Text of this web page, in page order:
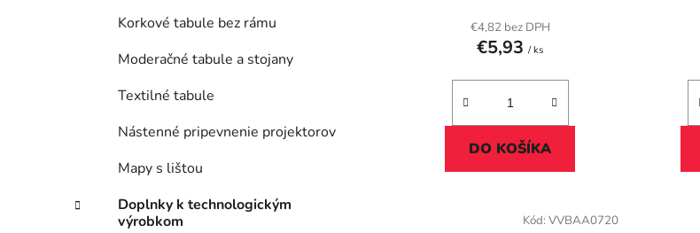
Korkové tabule bez rámu
Moderačné tabule a stojany
Textilné tabule
Nástenné pripevnenie projektorov
Mapy s lištou
Doplnky k technologickým
výrobkom
€4,82 bez DPH
€5,93/ ks
DO KOŠÍKA
Kód: VVBAA0720